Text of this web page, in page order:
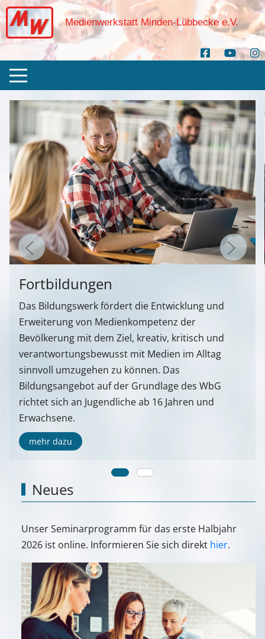
Medienwerkstatt Minden-Lübbecke e.V.
Fortbildungen
Das Bildungswerk fördert die Entwicklung und
Erweiterung von Medienkompetenz der
Bevölkerung mit dem Ziel, kreativ, kritisch und
verantwortungsbewusst mit Medien im Alltag
sinnvoll umzugehen zu können. Das
Bildungsangebot auf der Grundlage des WbG
richtet sich an Jugendliche ab 16 Jahren und
Erwachsene.
mehr dazu
Neues
Unser Seminarprogramm für das erste Halbjahr
2026 ist online. Informieren Sie sich direkt hier.